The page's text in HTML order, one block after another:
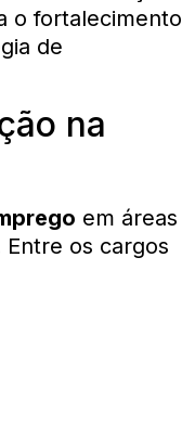
o fortalecimento
de
na
em áreas
Entre os cargos